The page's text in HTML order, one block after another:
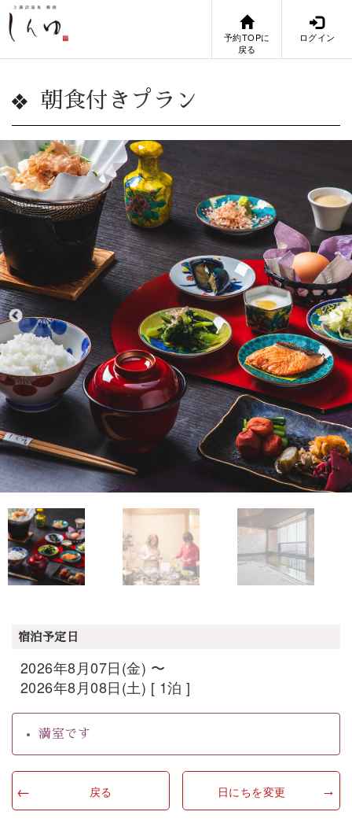
予約TOPに
戻る
ログイン
朝食付きプラン
宿泊予定日
2026年8月07日(金) 〜
2026年8月08日(土) [ 1泊 ]
満室です
戻る 日にちを変更